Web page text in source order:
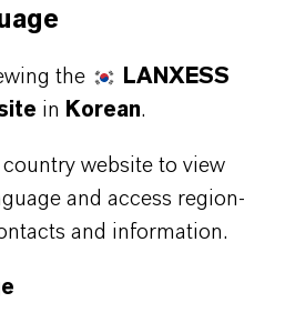
David.Ju@lanxess.com
010-2713-2006
the
LANXESS
in Korean.
website to view
and access region-
and information.